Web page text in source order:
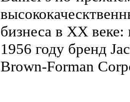
бизнеса в XX
1956 году бренд
Brown-Forman